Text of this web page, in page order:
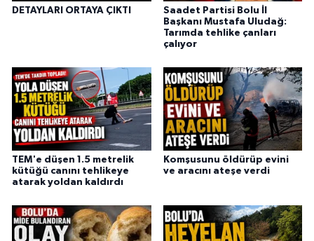
DETAYLARI ORTAYA ÇIKTI
Saadet Partisi Bolu İl
Başkanı Mustafa Uludağ:
Tarımda tehlike çanları
çalıyor
TEM'e düşen 1.5 metrelik
kütüğü canını tehlikeye
atarak yoldan kaldırdı
Komşusunu öldürüp evini
ve aracını ateşe verdi